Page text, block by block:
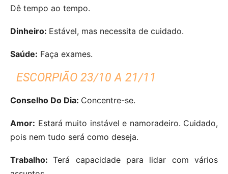
Dê tempo ao tempo.
Dinheiro: Estável, mas necessita de cuidado.
Saúde: Faça exames.
ESCORPIÃO 23/10 A 21/11
Conselho Do Dia: Concentre-se.
Amor: Estará muito instável e namoradeiro. Cuidado,
pois nem tudo será como deseja.
Trabalho:Terá capacidade para lidar com vários